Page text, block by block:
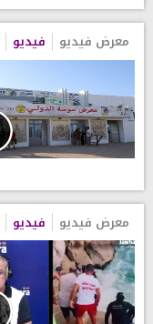
معرض فيديو فيديو
معرض فيديو فيديو